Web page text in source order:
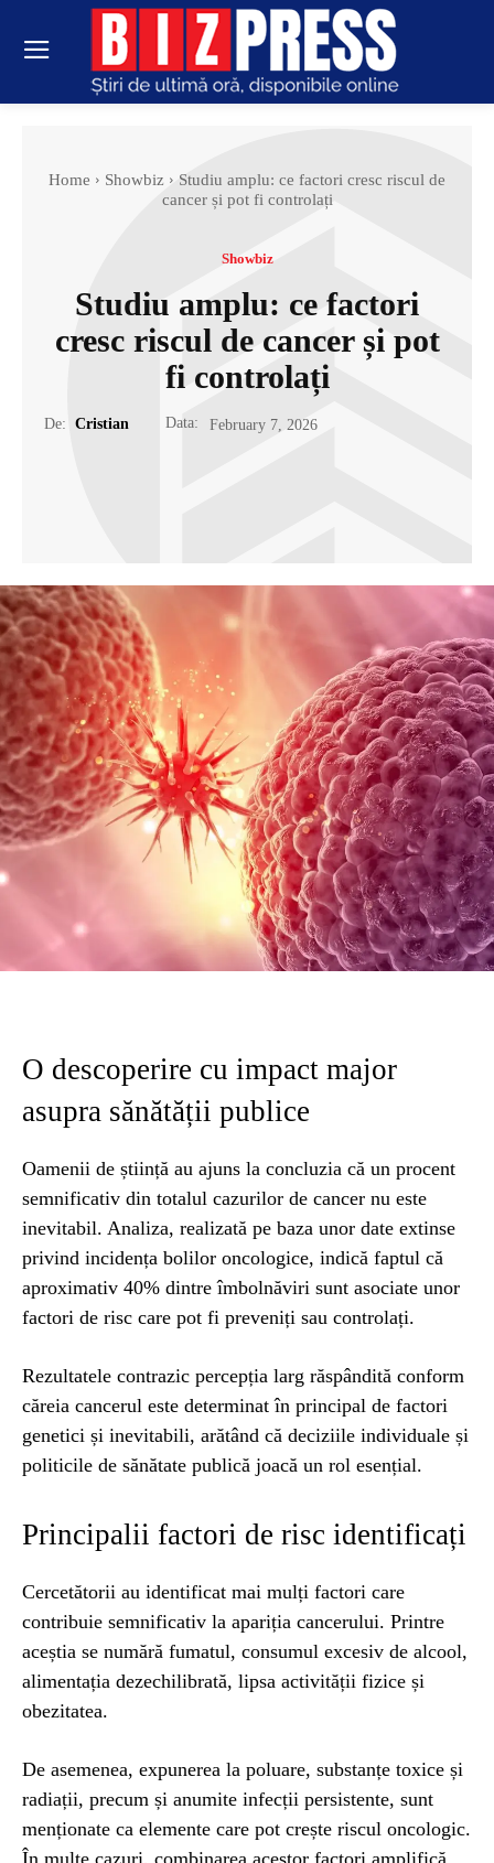
Home Showbiz
Studiu amplu: ce factori cresc riscul de
cancer și pot fi controlați
Showbiz
Studiu amplu: ce factori
cresc riscul de cancer și pot
fi controlați
De: Cristian Data: February 7, 2026
O descoperire cu impact major
asupra sănătății publice
Oamenii de știință au ajuns la concluzia că un procent
semnificativ din totalul cazurilor de cancer nu este
inevitabil. Analiza, realizată pe baza unor date extinse
privind incidența bolilor oncologice, indică faptul că
aproximativ 40% dintre îmbolnăviri sunt asociate unor
factori de risc care pot fi preveniți sau controlați.
Rezultatele contrazic percepția larg răspândită conform
căreia cancerul este determinat în principal de factori
genetici și inevitabili, arătând că deciziile individuale și
politicile de sănătate publică joacă un rol esențial.
Principalii factori de risc identificați
Cercetătorii au identificat mai mulți factori care
contribuie semnificativ la apariția cancerului. Printre
aceștia se numără fumatul, consumul excesiv de alcool,
alimentația dezechilibrată, lipsa activității fizice și
obezitatea.
De asemenea, expunerea la poluare, substanțe toxice și
radiații, precum și anumite infecții persistente, sunt
menționate ca elemente care pot crește riscul oncologic.
În multe cazuri, combinarea acestor factori amplifică